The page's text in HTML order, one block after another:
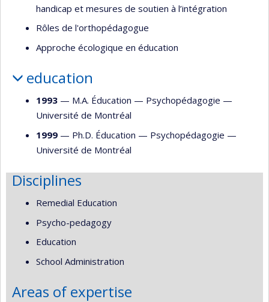
handicap et mesures de soutien à l’intégration
Rôles de l'orthopédagogue
Approche écologique en éducation
education
1993 — M.A. Éducation — Psychopédagogie —
Université de Montréal
1999 — Ph.D. Éducation — Psychopédagogie —
Université de Montréal
Disciplines
Remedial Education
Psycho-pedagogy
Education
School Administration
Areas of expertise